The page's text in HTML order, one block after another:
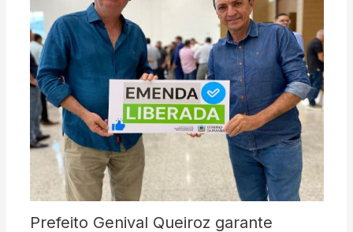
Prefeito Genival Queiroz garante